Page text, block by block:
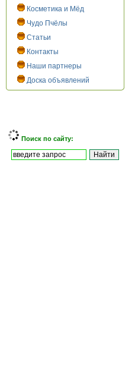
Косметика и Мёд
Чудо Пчёлы
Статьи
Контакты
Наши партнеры
Доска объявлений
Поиск по сайту: